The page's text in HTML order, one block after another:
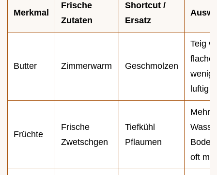
Merkmal
Frische
Zutaten
Shortcut /
Ersatz
Butter Zimmerwarm Geschmolzen
Teig
luftig
Früchte
Frische
Zwetschgen
Tiefkühl
Pflaumen
Mehr
oft